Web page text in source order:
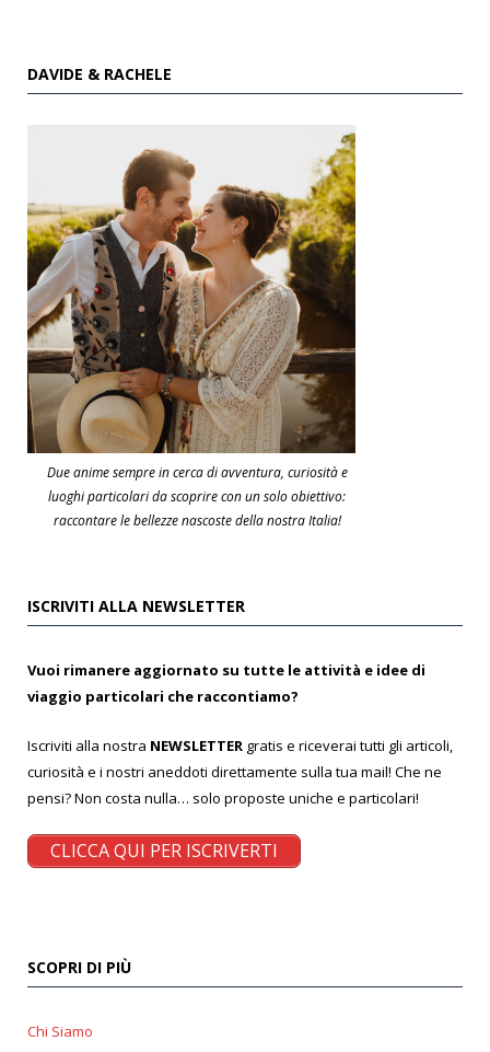
DAVIDE & RACHELE
Due anime sempre in cerca di avventura, curiosità e
luoghi particolari da scoprire con un solo obiettivo:
raccontare le bellezze nascoste della nostra Italia!
ISCRIVITI ALLA NEWSLETTER
Vuoi rimanere aggiornato su tutte le attività e idee di
viaggio particolari che raccontiamo?
Iscriviti alla nostra NEWSLETTER gratis e riceverai tutti gli articoli,
curiosità e i nostri aneddoti direttamente sulla tua mail! Che ne
pensi? Non costa nulla… solo proposte uniche e particolari!
CLICCA QUI PER ISCRIVERTI
SCOPRI DI PIÙ
Chi Siamo